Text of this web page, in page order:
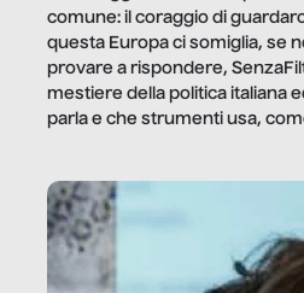
comune: il coraggio di
questa Europa ci somiglia, se
provare a rispondere,
mestiere della politica italiana
parla e che strumenti usa,